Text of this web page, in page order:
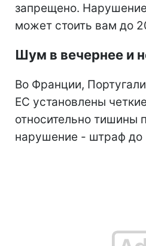
запрещено.
может стоить вам до
Шум в вечернее и
Во Франции,
ЕС установлены
относительно тишины
нарушение - штраф до